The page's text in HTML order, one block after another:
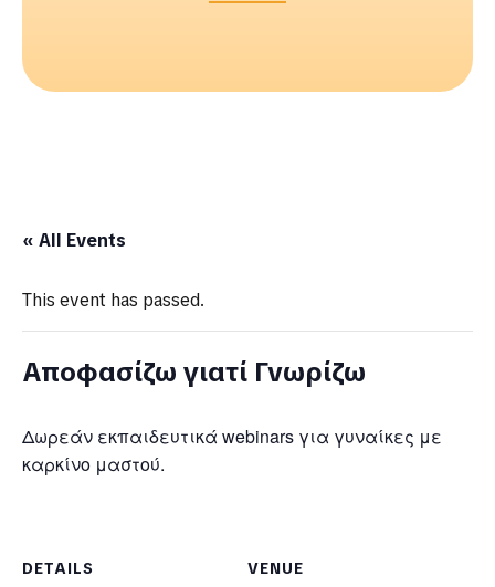
« All Events
This event has passed.
Αποφασίζω γιατί Γνωρίζω
Δωρεάν εκπαιδευτικά webinars για γυναίκες με
καρκίνο μαστού.
DETAILS VENUE